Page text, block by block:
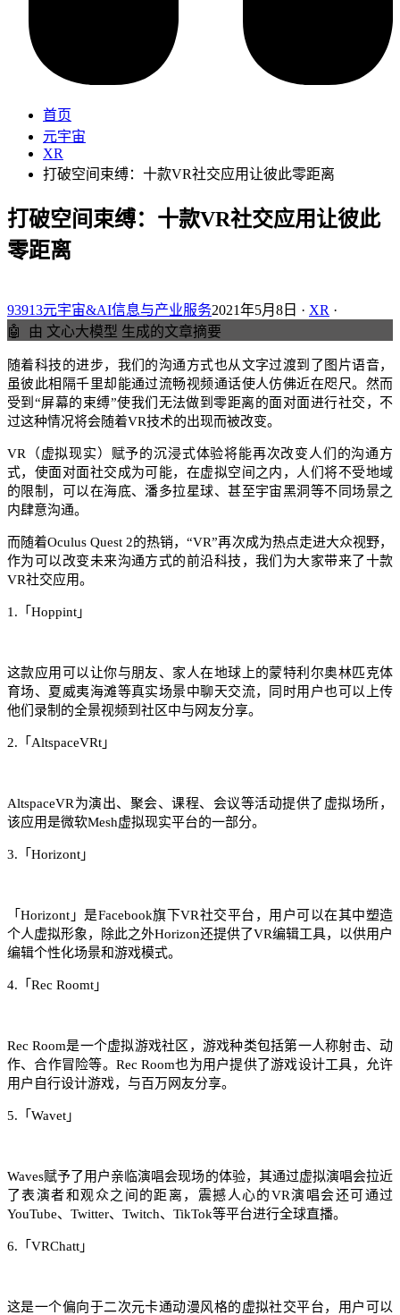
首页
元宇宙
XR
打破空间束缚：十款VR社交应用让彼此零距离
打破空间束缚：十款VR社交应用让彼此
零距离
93913元宇宙&AI信息与产业服务2021年5月8日 · XR ·
🤖
由 文心大模型 生成的文章摘要
随着科技的进步，我们的沟通方式也从文字过渡到了图片语音，
虽彼此相隔千里却能通过流畅视频通话使人仿佛近在咫尺。然而
受到“屏幕的束缚”使我们无法做到零距离的面对面进行社交，不
过这种情况将会随着VR技术的出现而被改变。
VR（虚拟现实）赋予的沉浸式体验将能再次改变人们的沟通方
式，使面对面社交成为可能，在虚拟空间之内，人们将不受地域
的限制，可以在海底、潘多拉星球、甚至宇宙黑洞等不同场景之
内肆意沟通。
而随着Oculus Quest 2的热销，“VR”再次成为热点走进大众视野，
作为可以改变未来沟通方式的前沿科技，我们为大家带来了十款
VR社交应用。
1.「Hoppint」
这款应用可以让你与朋友、家人在地球上的蒙特利尔奥林匹克体
育场、夏威夷海滩等真实场景中聊天交流，同时用户也可以上传
他们录制的全景视频到社区中与网友分享。
2.「AltspaceVRt」
AltspaceVR为演出、聚会、课程、会议等活动提供了虚拟场所，
该应用是微软Mesh虚拟现实平台的一部分。
3.「Horizont」
「Horizont」是Facebook旗下VR社交平台，用户可以在其中塑造
个人虚拟形象，除此之外Horizon还提供了VR编辑工具，以供用户
编辑个性化场景和游戏模式。
4.「Rec Roomt」
Rec Room是一个虚拟游戏社区，游戏种类包括第一人称射击、动
作、合作冒险等。Rec Room也为用户提供了游戏设计工具，允许
用户自行设计游戏，与百万网友分享。
5.「Wavet」
Waves赋予了用户亲临演唱会现场的体验，其通过虚拟演唱会拉近
了表演者和观众之间的距离，震撼人心的VR演唱会还可通过
YouTube、Twitter、Twitch、TikTok等平台进行全球直播。
6.「VRChatt」
这是一个偏向于二次元卡通动漫风格的虚拟社交平台，用户可以